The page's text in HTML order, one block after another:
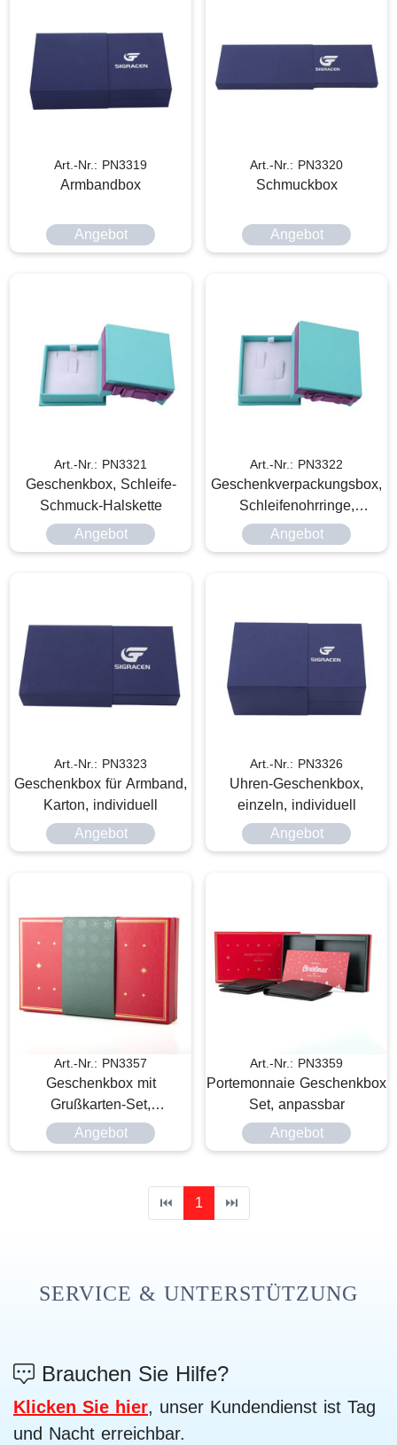
Art.-Nr.: PN3319
Armbandbox
Angebot
Art.-Nr.: PN3320
Schmuckbox
Angebot
Art.-Nr.: PN3321
Geschenkbox, Schleife-
Schmuck-Halskette
Angebot
Art.-Nr.: PN3322
Geschenkverpackungsbox,
Schleifenohrringe,
individuell
Angebot
Art.-Nr.: PN3323
Geschenkbox für Armband,
Karton, individuell
Angebot
Art.-Nr.: PN3326
Uhren-Geschenkbox,
einzeln, individuell
Angebot
Art.-Nr.: PN3357
Geschenkbox mit
Grußkarten-Set,
personalisierbar
Angebot
Art.-Nr.: PN3359
Portemonnaie Geschenkbox
Set, anpassbar
Angebot
⏮ 1 ⏭
SERVICE & UNTERSTÜTZUNG
Brauchen Sie Hilfe?
Klicken Sie hier, unser Kundendienst ist Tag
und Nacht erreichbar.